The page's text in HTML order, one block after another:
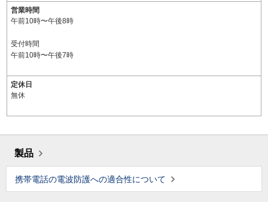
営業時間
午前10時〜午後8時
受付時間
午前10時〜午後7時
定休日
無休
製品
携帯電話の電波防護への適合性について